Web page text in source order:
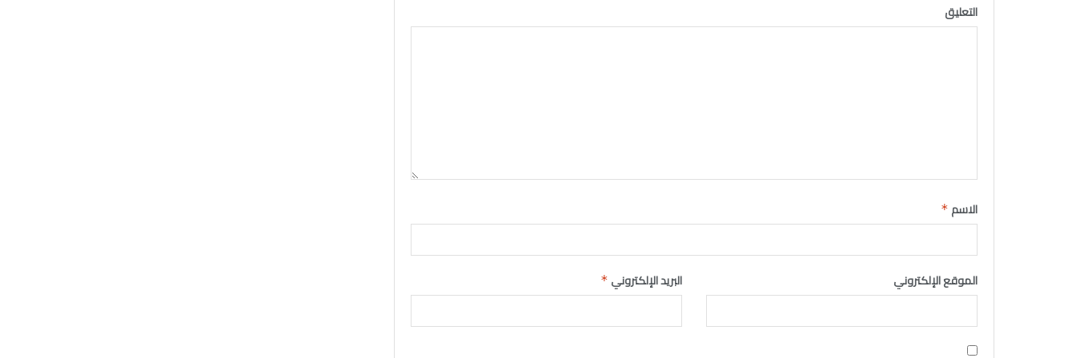
التعليق
الاسم *
البريد الإلكتروني * الموقع الإلكتروني